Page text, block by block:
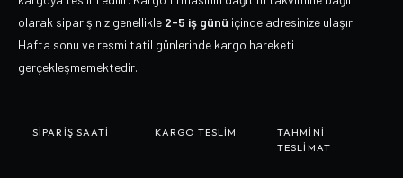
olarak siparişiniz genellikle 2-5 iş günü içinde adresinize ulaşır.
Hafta sonu ve resmi tatil günlerinde kargo hareketi
gerçekleşmemektedir.
SIPARIŞ SAATI KARGO TESLIM
TAHMINI
TESLIMAT